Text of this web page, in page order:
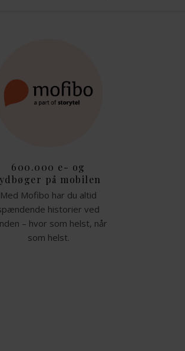
600.000 e- og
på mobilen
Med Mofibo har du altid
historier ved
– hvor som helst, når
som helst.